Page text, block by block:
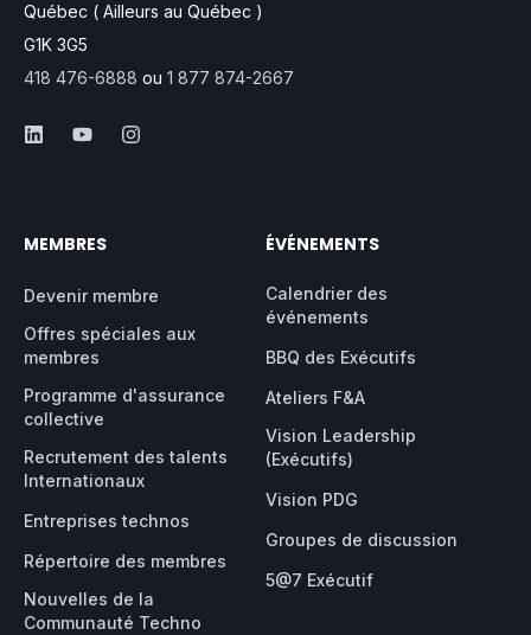
Québec ( Ailleurs au Québec )
G1K 3G5
418 476-6888 ou 1 877 874-2667
MEMBRES
Devenir membre
Offres spéciales aux
membres
Programme d'assurance
collective
Recrutement des talents
Internationaux
Entreprises technos
Répertoire des membres
Nouvelles de la
Communauté Techno
ÉVÉNEMENTS
Calendrier des
événements
BBQ des Exécutifs
Ateliers F&A
Vision Leadership
(Exécutifs)
Vision PDG
Groupes de discussion
5@7 Exécutif